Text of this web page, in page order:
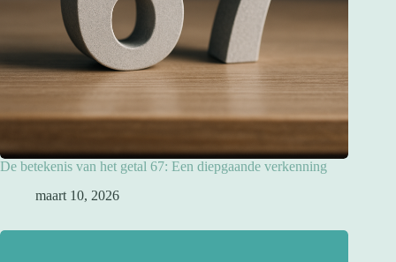
De betekenis van het getal 67: Een diepgaande verkenning
maart 10, 2026